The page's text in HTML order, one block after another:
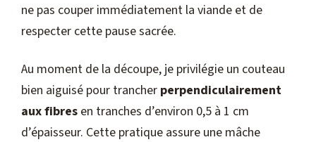
ne pas couper immédiatement la viande et de
respecter cette pause sacrée.
Au moment de la découpe, je privilégie un couteau
bien aiguisé pour trancher perpendiculairement
aux fibres en tranches d’environ 0,5 à 1 cm
d’épaisseur. Cette pratique assure une mâche